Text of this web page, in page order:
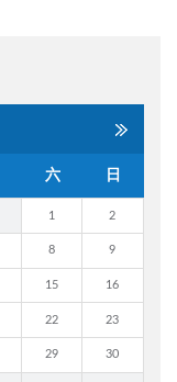
六 日
1 2
8 9
15 16
22 23
29 30